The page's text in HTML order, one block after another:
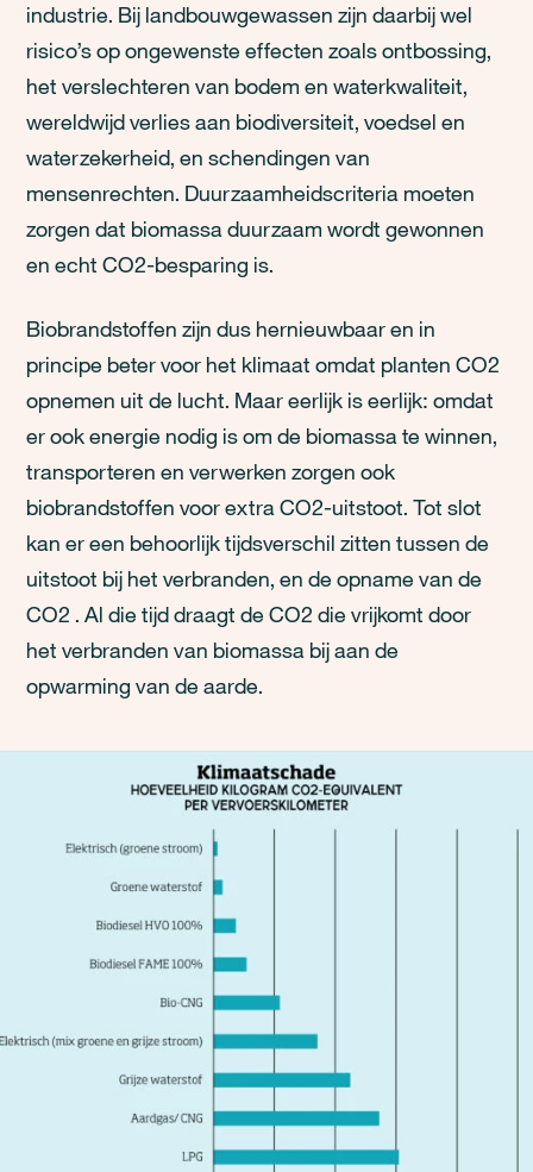
industrie. Bij landbouwgewassen zijn daarbij wel
risico’s op ongewenste effecten zoals ontbossing,
het verslechteren van bodem en waterkwaliteit,
wereldwijd verlies aan biodiversiteit, voedsel en
waterzekerheid, en schendingen van
mensenrechten. Duurzaamheidscriteria moeten
zorgen dat biomassa duurzaam wordt gewonnen
en echt CO2-besparing is.
Biobrandstoffen zijn dus hernieuwbaar en in
principe beter voor het klimaat omdat planten CO2
opnemen uit de lucht. Maar eerlijk is eerlijk: omdat
er ook energie nodig is om de biomassa te winnen,
transporteren en verwerken zorgen ook
biobrandstoffen voor extra CO2-uitstoot. Tot slot
kan er een behoorlijk tijdsverschil zitten tussen de
uitstoot bij het verbranden, en de opname van de
CO2 . Al die tijd draagt de CO2 die vrijkomt door
het verbranden van biomassa bij aan de
opwarming van de aarde.